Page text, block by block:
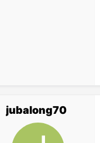
jubalong70